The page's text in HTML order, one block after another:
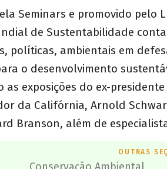
Seminars e promovido pelo
de Sustentabilidade
políticas, ambientais em
o desenvolvimento
as exposições do ex-
da Califórnia, Arnold
Branson, além de
OUTRAS